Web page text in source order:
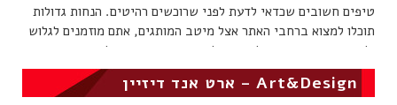
תוכלו למצוא ברחבי האתר אצל מיטב המותגים, אתם מוזמנים לגלוש
וליהנות. באפשרותכם להשאיר לצוות האתר הודעה על בקשה מיוחדת,
Art&Design – ארט אנד דיזיין